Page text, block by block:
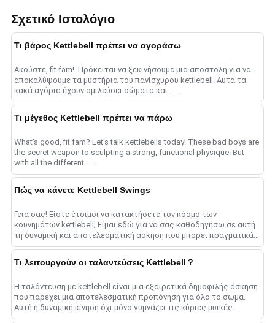
Σχετικό Ιστολόγιο
Τι βάρος Kettlebell πρέπει να αγοράσω
Ακούστε, fit fam! ️ Πρόκειται να ξεκινήσουμε μια αποστολή για να
αποκαλύψουμε τα μυστήρια του πανίσχυρου kettlebell. Αυτά τα
κακά αγόρια έχουν σμιλεύσει σώματα και ......
Τι μέγεθος Kettlebell πρέπει να πάρω
What's good, fit fam? Let's talk kettlebells today! These bad boys are
the secret weapon to sculpting a strong, functional physique. But
with all the different......
Πώς να κάνετε Kettlebell Swings
Γεια σας! Είστε έτοιμοι να κατακτήσετε τον κόσμο των
κουνημάτων kettlebell; Είμαι εδώ για να σας καθοδηγήσω σε αυτή
τη δυναμική και αποτελεσματική άσκηση που μπορεί πραγματικά
να ανεβάσει το ......
Τι λειτουργούν οι ταλαντεύσεις Kettlebell？
Η ταλάντευση με kettlebell είναι μια εξαιρετικά δημοφιλής άσκηση
που παρέχει μια αποτελεσματική προπόνηση για όλο το σώμα.
Αυτή η δυναμική κίνηση όχι μόνο γυμνάζει τις κύριες μυϊκές
ομάδες στο ......